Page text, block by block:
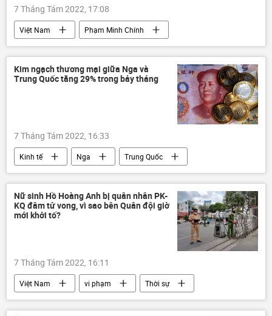
7 Tháng Tám 2022, 17:08
Việt Nam
Phạm Minh Chính
Hà Nội
metro
Xã hội
Chính trị
Kim ngạch thương mại giữa Nga và
Trung Quốc tăng 29% trong bảy tháng
7 Tháng Tám 2022, 16:33
Kinh tế Nga
Trung Quốc
thương mại
Nữ sinh Hồ Hoàng Anh bị quân nhân PK-
KQ đâm tử vong, vì sao bên Quân đội giờ
mới khởi tố?
7 Tháng Tám 2022, 16:11
Việt Nam vi phạm
Thời sự
cảnh sát
Xã hội điều tra